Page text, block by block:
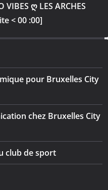
ღ LES ARCHES
< 00 :00]
pour Bruxelles City
chez Bruxelles City
club de sport